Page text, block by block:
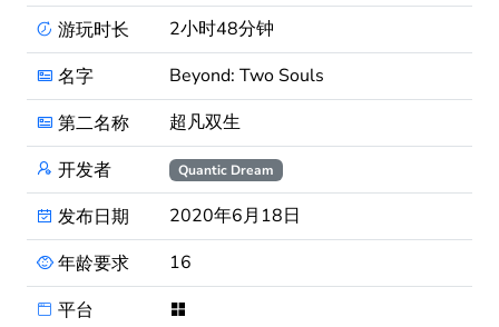
游玩时长
2小时48分钟
名字
Beyond: Two Souls
第二名称
超凡双生
开发者
Quantic Dream
发布日期
2020年6月18日
年龄要求
16
平台